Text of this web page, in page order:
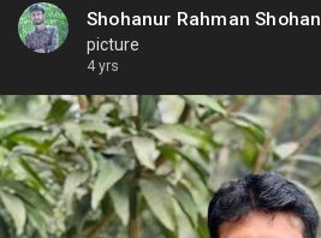
Shohanur Rahman Shohan
picture
4 yrs